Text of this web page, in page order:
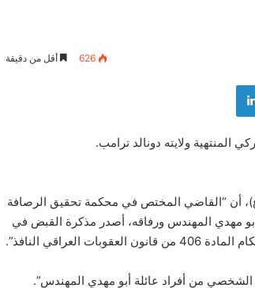
626 أقل من دقيقة
ولايته دونالد ترامب.
أن “القاضي المختص في محكمة تحقيق الرصافة
مهدي المهندس ورفاقه، أصدر مذكرة القبض في
النافذ”.
من أفراد عائلة أبو مهدي المهندس”.